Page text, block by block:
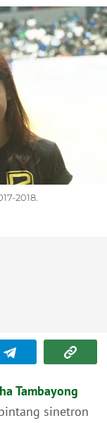
2018.
Tambayong
sinetron